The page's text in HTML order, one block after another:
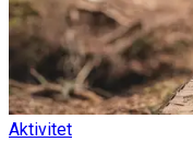
Aktivitet